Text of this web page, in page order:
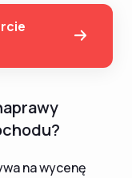
na wycenę